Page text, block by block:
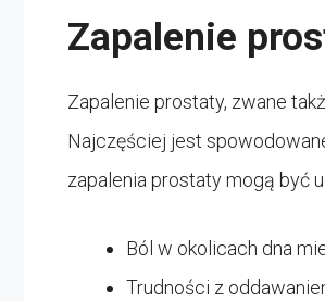
Zapalenie
Zapalenie prostaty, zwane
Najczęściej jest
zapalenia prostaty mogą być
Ból w okolicach dna
Trudności z